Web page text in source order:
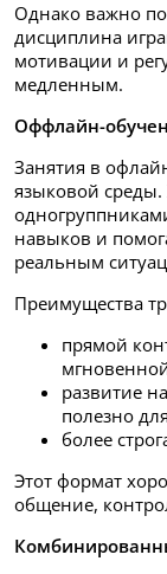
Однако важно
дисциплина
мотивации и
медленным.
Оффлайн-
Занятия в
языковой
навыков и
реальным
Преимущества
прямой
развитие
полезно
более
Этот формат
общение,